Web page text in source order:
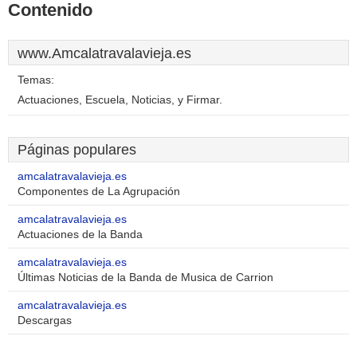
Contenido
www.Amcalatravalavieja.es
Temas:
Actuaciones, Escuela, Noticias, y Firmar.
Páginas populares
amcalatravalavieja.es
Componentes de La Agrupación
amcalatravalavieja.es
Actuaciones de la Banda
amcalatravalavieja.es
Últimas Noticias de la Banda de Musica de Carrion
amcalatravalavieja.es
Descargas